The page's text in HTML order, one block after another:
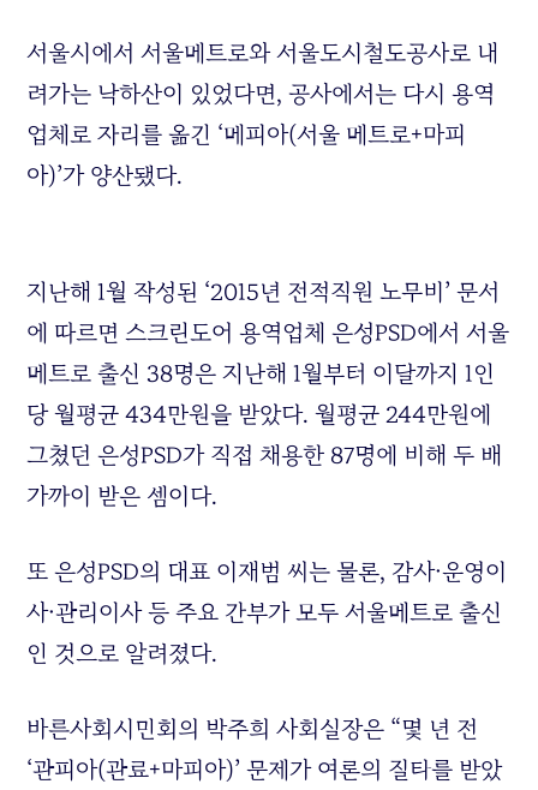
서울시에서 서울메트로와 서울도시철도공사로 내
려가는 낙하산이 있었다면, 공사에서는 다시 용역
업체로 자리를 옮긴 ‘메피아(서울 메트로+마피
아)’가 양산됐다.
지난해 1월 작성된 ‘2015년 전적직원 노무비’ 문서
에 따르면 스크린도어 용역업체 은성PSD에서 서울
메트로 출신 38명은 지난해 1월부터 이달까지 1인
당 월평균 434만원을 받았다. 월평균 244만원에
그쳤던 은성PSD가 직접 채용한 87명에 비해 두 배
가까이 받은 셈이다.
또 은성PSD의 대표 이재범 씨는 물론, 감사·운영이
사·관리이사 등 주요 간부가 모두 서울메트로 출신
인 것으로 알려졌다.
바른사회시민회의 박주희 사회실장은 “몇 년 전
‘관피아(관료+마피아)’ 문제가 여론의 질타를 받았